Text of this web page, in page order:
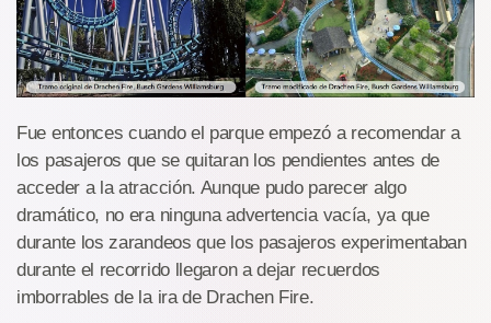
Fue entonces cuando el parque empezó a recomendar a
los pasajeros que se quitaran los pendientes antes de
acceder a la atracción. Aunque pudo parecer algo
dramático, no era ninguna advertencia vacía, ya que
durante los zarandeos que los pasajeros experimentaban
durante el recorrido llegaron a dejar recuerdos
imborrables de la ira de Drachen Fire.